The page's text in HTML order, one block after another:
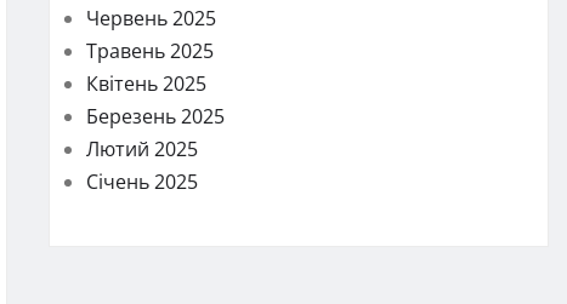
Червень 2025
Травень 2025
Квітень 2025
Березень 2025
Лютий 2025
Січень 2025